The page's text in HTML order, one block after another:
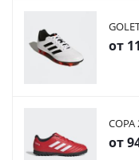
от
COPA
от